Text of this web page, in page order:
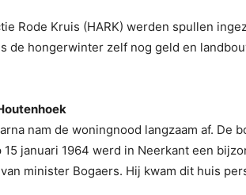
Rode Kruis (HARK) werden spullen
de hongerwinter zelf nog geld en
nam de woningnood langzaam af.
15 januari 1964 werd in Neerkant een
minister Bogaers. Hij kwam dit huis